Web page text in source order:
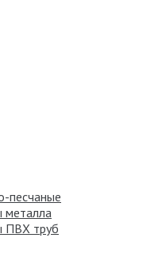
песчаные
металла
ПВХ труб